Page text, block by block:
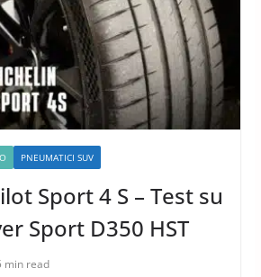
PNEUMATICI SUV
Sport 4 S – Test su
Sport D350 HST
min read